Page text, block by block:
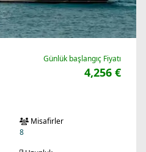
Günlük başlangıç Fiyatı
4,256 €
Misafirler
8